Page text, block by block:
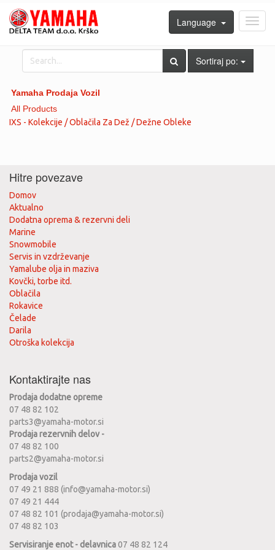
Language
Sortiraj po:
Yamaha Prodaja Vozil
All Products
IXS - Kolekcije / Oblačila Za Dež / Dežne Obleke
Hitre povezave
Domov
Aktualno
Dodatna oprema & rezervni deli
Marine
Snowmobile
Servis in vzdrževanje
Yamalube olja in maziva
Kovčki, torbe itd.
Oblačila
Rokavice
Čelade
Darila
Otroška kolekcija
Kontaktirajte nas
Prodaja dodatne opreme
07 48 82 102
parts3@yamaha-motor.si
Prodaja rezervnih delov -
07 48 82 100
parts2@yamaha-motor.si
Prodaja vozil
07 49 21 888 (info@yamaha-motor.si)
07 49 21 444
07 48 82 101 (prodaja@yamaha-motor.si)
07 48 82 103
Servisiranje enot - delavnica07 48 82 124